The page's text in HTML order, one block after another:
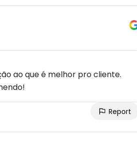
ao que é melhor pro cliente.
Report